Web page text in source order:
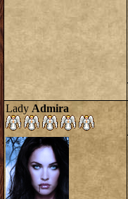
Lady Admira